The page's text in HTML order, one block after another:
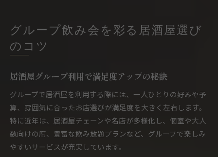
話題の新世代居酒屋で仲間と特別な時間を
新世代居酒屋チェーンの魅力を徹底解説
居酒屋チェーン店で叶える写真映えの演出
居酒屋チェーンで特別感を味わう方法とは
コスパ重視ならグループ向け居酒屋が最適
コスパ最強の居酒屋チェーンを選ぶ基準
安い居酒屋チェーンで賢く楽しむテクニック
グループ飲み会を彩る居酒屋選び
のコツ
居酒屋グループ利用で満足度アップの秘訣
グループで居酒屋を利用する際には、一人ひとりの好みや予
算、雰囲気に合ったお店選びが満足度を大きく左右します。
特に近年は、居酒屋チェーンや名店が多様化し、個室や大人
数向けの席、豊富な飲み放題プランなど、グループで楽しみ
やすいサービスが充実しています。